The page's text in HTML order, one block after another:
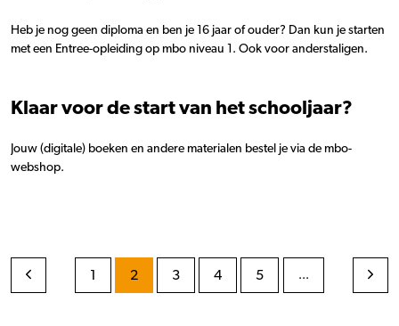
Heb je nog geen diploma en ben je 16 jaar of ouder? Dan kun je starten
met een Entree-opleiding op mbo niveau 1. Ook voor anderstaligen.
Klaar voor de start van het schooljaar?
Jouw (digitale) boeken en andere materialen bestel je via de mbo-
webshop.
1 2 3 4 5 ...